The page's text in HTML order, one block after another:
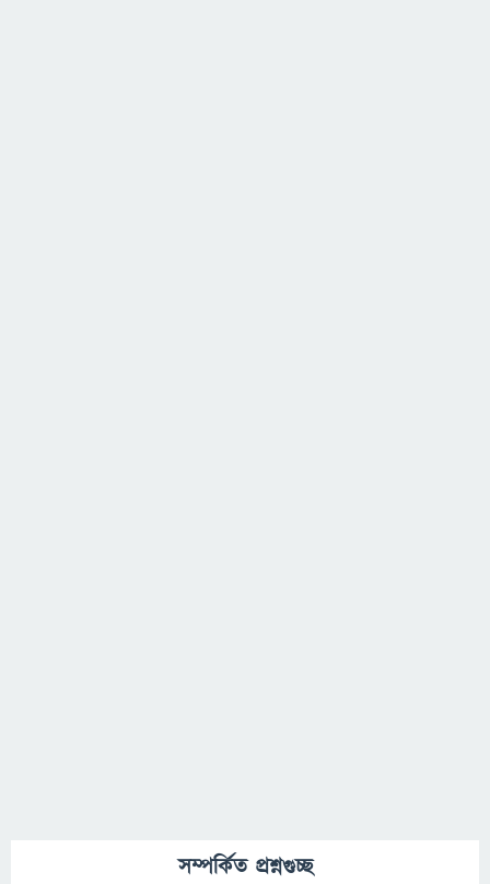
সম্পর্কিত প্রশ্নগুচ্ছ